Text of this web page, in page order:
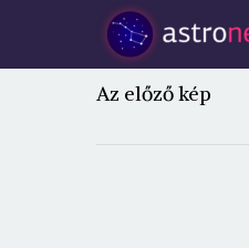
Az előző kép